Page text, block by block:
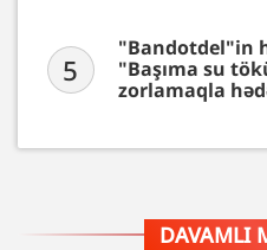
5
"Bandotdel"in
"Başıma su
zorlamaqla
DAVAMLI